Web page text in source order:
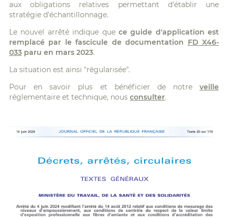
aux obligations relatives permettant d'établir une
stratégie d'échantillonnage.
Le nouvel arrêté indique que ce guide d'application est
remplacé par le fascicule de documentation FD X46-
033 paru en mars 2023.
La situation est ainsi "régularisée".
Pour en savoir plus et bénéficier de notre veille
réglementaire et technique, nous consulter.